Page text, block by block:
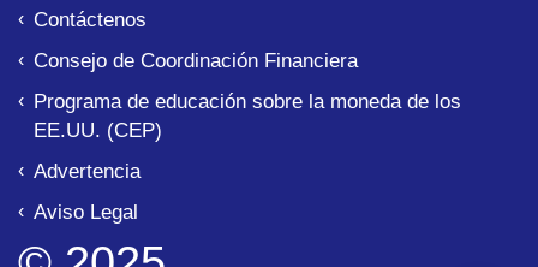
Contáctenos
Consejo de Coordinación Financiera
Programa de educación sobre la moneda de los
EE.UU. (CEP)
Advertencia
Aviso Legal